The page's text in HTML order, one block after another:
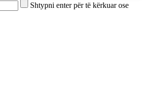
Shtypni enter për të kërkuar ose